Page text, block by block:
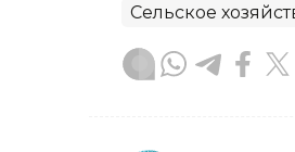
Сельское